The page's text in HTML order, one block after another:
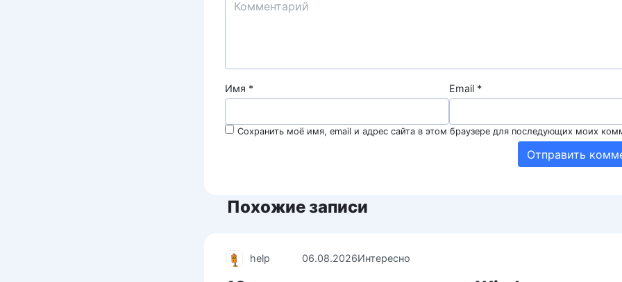
Имя * Email *
Сохранить моё имя, email и адрес сайта в этом браузере для последующих моих
Похожие записи
help 06.08.2026Интересно